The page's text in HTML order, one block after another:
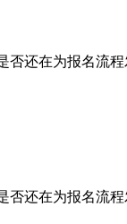
还在为报名流
还在为报名流